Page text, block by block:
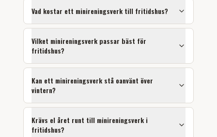
Vad kostar ett minireningsverk till fritidshus?
Vilket minireningsverk passar bäst för
fritidshus?
Kan ett minireningsverk stå oanvänt över
vintern?
Krävs el året runt till minireningsverk i
fritidshus?